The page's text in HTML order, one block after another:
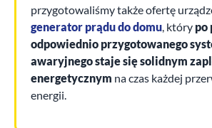
przygotowaliśmy także ofertę
generator prądu do domu, który po
odpowiednio przygotowanego
awaryjnego staje się solidnym
energetycznym na czas każdej
energii.